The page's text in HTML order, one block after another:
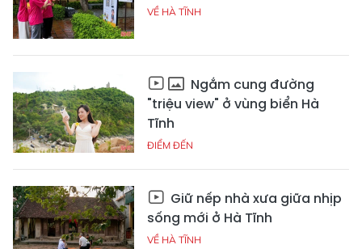
VỀ HÀ TĨNH
Ngắm cung đường
"triệu view" ở vùng biển Hà
Tĩnh
ĐIỂM ĐẾN
Giữ nếp nhà xưa giữa nhịp
sống mới ở Hà Tĩnh
VỀ HÀ TĨNH